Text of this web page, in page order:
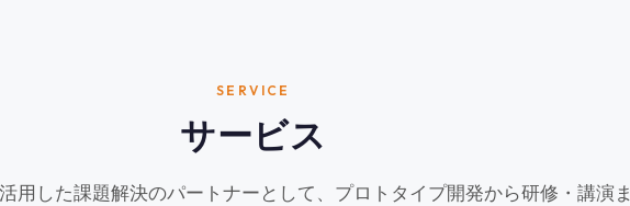
SERVICE
サービス
用した課題解決のパートナーとして、プロトタイプ開発から研修・講演ま